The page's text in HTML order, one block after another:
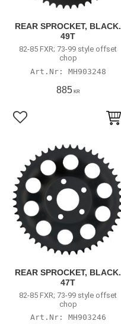
REAR SPROCKET, BLACK.
49T
82-85 FXR; 73-99 style offset
chop
MH903248
885KR
Lägg till i favoriter
REAR SPROCKET, BLACK.
47T
82-85 FXR; 73-99 style offset
chop
MH903246